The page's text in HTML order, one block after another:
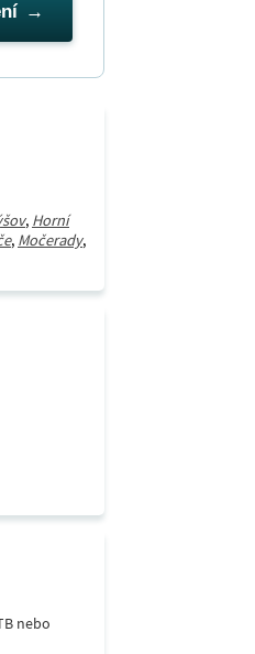
, Horní
, Močerady,
nebo